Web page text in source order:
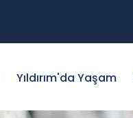
Yıldırım'da Yaşam